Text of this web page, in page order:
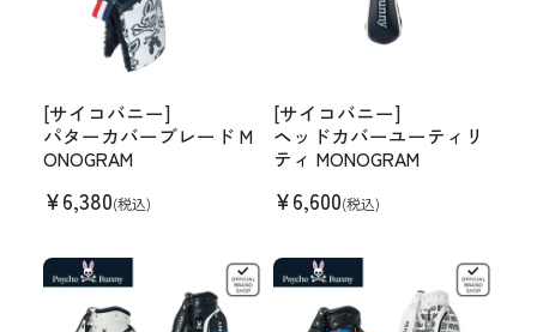
[サイコバニー]
パターカバーブレード M
ONOGRAM
¥6,380(税込)
[サイコバニー]
ヘッドカバーユーティリ
ティ MONOGRAM
¥6,600(税込)